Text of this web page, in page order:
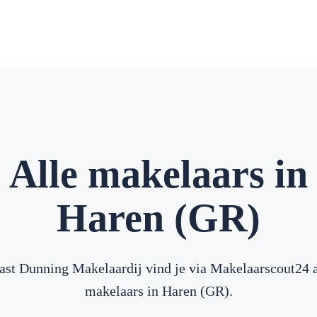
Alle makelaars in
Haren (GR)
Dunning Makelaardij vind je via Makelaarscout24
makelaars in Haren (GR).